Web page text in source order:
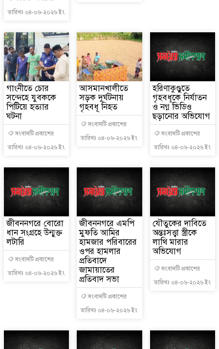
তারিখঃ ০৪-০৬-২০২৬ ইং
গাংনীতে চোর
সন্দেহে যুবককে
পিটিয়ে হত্যার
ঘটনা
সংবাদটি প্রকাশের
তারিখঃ ০৪-০৬-২০২৬ ইং
আসমানখালীতে
সড়ক দুর্ঘটনায়
গৃহবধূ নিহত
সংবাদটি প্রকাশের
তারিখঃ ০৪-০৬-২০২৬ ইং
হরিণাকুণ্ডুতে
গৃহবধূকে নির্যাতন
ও নগ্ন ভিডিও
ছড়ানোর অভিযোগ
সংবাদটি প্রকাশের
তারিখঃ ০৪-০৬-২০২৬ ইং
জীবননগরে বোরো
ধান সংগ্রহে উন্মুক্ত
লটারি
সংবাদটি প্রকাশের
তারিখঃ ০৪-০৬-২০২৬ ইং
জীবননগরে এমপি
মুফতি আমির
হামজার পরিবারের
ওপর হামলার
প্রতিবাদে
জামায়াতের
প্রতিবাদ সভা
সংবাদটি প্রকাশের
তারিখঃ ০৪-০৬-২০২৬ ইং
যৌতুকের দাবিতে
অন্তঃসত্ত্বা স্ত্রীকে
লাথি মারার
অভিযোগ
সংবাদটি প্রকাশের
তারিখঃ ০৪-০৬-২০২৬ ইং